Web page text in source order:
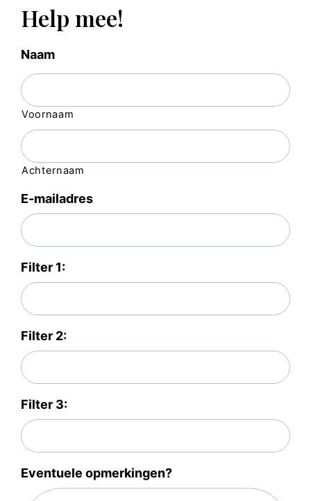
Help mee!
Naam
Voornaam
Achternaam
E-mailadres
Filter 1:
Filter 2:
Filter 3:
Eventuele opmerkingen?